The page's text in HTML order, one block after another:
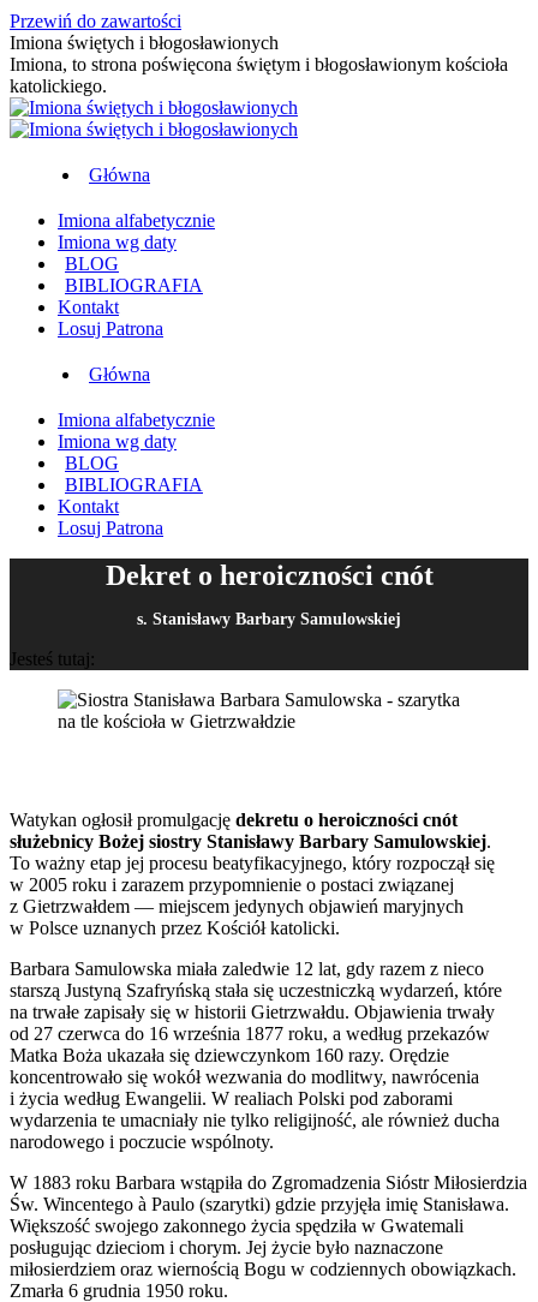
Przewiń do zawartości
Imiona świętych i błogosławionych
Imiona, to strona poświęcona świętym i błogosławionym kościoła
katolickiego.
Główna
Imiona alfabetycznie
Imiona wg daty
BLOG
BIBLIOGRAFIA
Kontakt
Losuj Patrona
Główna
Imiona alfabetycznie
Imiona wg daty
BLOG
BIBLIOGRAFIA
Kontakt
Losuj Patrona
Dekret o heroiczności cnót
s. Stanisławy Barbary Samulowskiej
Jesteś tutaj:
Watykan ogłosił promulgację dekretu o heroiczności cnót
służebnicy Bożej siostry Stanisławy Barbary Samulowskiej.
To ważny etap jej procesu beatyfikacyjnego, który rozpoczął się
w 2005 roku i zarazem przypomnienie o postaci związanej
z Gietrzwałdem — miejscem jedynych objawień maryjnych
w Polsce uznanych przez Kościół katolicki.
Barbara Samulowska miała zaledwie 12 lat, gdy razem z nieco
starszą Justyną Szafryńską stała się uczestniczką wydarzeń, które
na trwałe zapisały się w historii Gietrzwałdu. Objawienia trwały
od 27 czerwca do 16 września 1877 roku, a według przekazów
Matka Boża ukazała się dziewczynkom 160 razy. Orędzie
koncentrowało się wokół wezwania do modlitwy, nawrócenia
i życia według Ewangelii. W realiach Polski pod zaborami
wydarzenia te umacniały nie tylko religijność, ale również ducha
narodowego i poczucie wspólnoty.
W 1883 roku Barbara wstąpiła do Zgromadzenia Sióstr Miłosierdzia
Św. Wincentego à Paulo (szarytki) gdzie przyjęła imię Stanisława.
Większość swojego zakonnego życia spędziła w Gwatemali
posługując dzieciom i chorym. Jej życie było naznaczone
miłosierdziem oraz wiernością Bogu w codziennych obowiązkach.
Zmarła 6 grudnia 1950 roku.